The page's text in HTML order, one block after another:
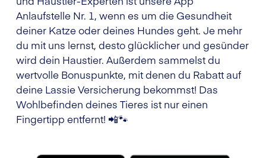
Anlaufstelle Nr. 1, wenn es um die Gesundheit
deiner Katze oder deines Hundes geht. Je mehr
du mit uns lernst, desto glücklicher und gesünder
wird dein Haustier. Außerdem sammelst du
wertvolle Bonuspunkte, mit denen du Rabatt auf
deine Lassie Versicherung bekommst! Das
Wohlbefinden deines Tieres ist nur einen
Fingertipp entfernt! 📲🐾